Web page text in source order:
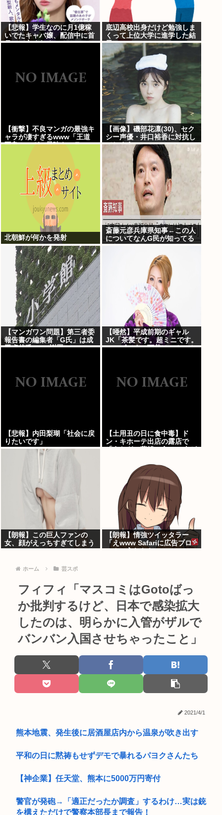
【悲報】学生なのに月1億稼
いでたキャバ嬢、配信中に首
吊って亡くなる
底辺高校出身だけど勉強しま
くって上位大学に進学した結
果w
【衝撃】不良マンガの最強キ
ャラが凄すぎるwww「王道
不良マンガの最強キャラTier
【画像】磯部花凛(30)、セク
シー声優・井口裕香に対抗し
てしまうwww
北朝鮮が何かを発射
斎藤元彦兵庫県知事←この人
についてなんG民が知ってる
【マンガワン問題】第三者委
報告書の編集者「G氏」は成
田卓哉氏...Xで謝罪
【唖然】平成前期のギャル
JK「茶髪です。超ミニです。
ルーズです。下着はテカテカ
【悲報】内田梨瑚「社会に戻
りたいです」
【土用丑の日に食中毒】ド
ン・キホーテ出店の露店で
【朗報】この巨人ファンの
女、顔がえっちすぎてしまう
【朗報】情強ツイッタラー
「えwww Safariに広告ブロ
ホーム 芸スポ
フィフィ「マスコミはGotoばっ
か批判するけど、日本で感染拡大
したのは、明らかに入管がザルで
バンバン入国させちゃったこと」
2021/4/1
熊本地震、発生後に居酒屋店内から温泉が吹き出す
平和の日に黙祷もせずデモで暴れるパヨクさんたち
【神企業】任天堂、熊本に5000万円寄付
警官が発砲→「適正だったか調査」するわけ…実は銃
を構えただけで警察本部長まで報告！